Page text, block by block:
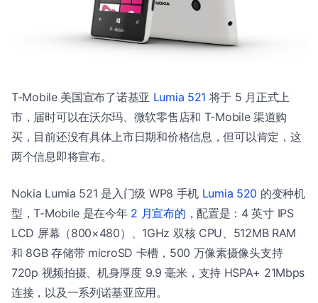
T-Mobile 美国宣布了诺基亚 Lumia 521 将于 5 月正式上
市，届时可以在沃尔玛、微软零售店和 T-Mobile 渠道购
买，目前还没有具体上市日期和价格信息，但可以肯定，这
两个信息即将宣布。
Nokia Lumia 521 是入门级 WP8 手机 Lumia 520 的变种机
型，T-Mobile 是在今年 2 月宣布的 ，配置是：4 英寸 IPS
LCD 屏幕（800×480）、1GHz 双核 CPU、512MB RAM
和 8GB 存储带 microSD 卡槽，500 万像素摄像头支持
720p 视频拍摄、机身厚度 9.9 毫米，支持 HSPA+ 21Mbps
连接，以及一系列诺基亚应用。